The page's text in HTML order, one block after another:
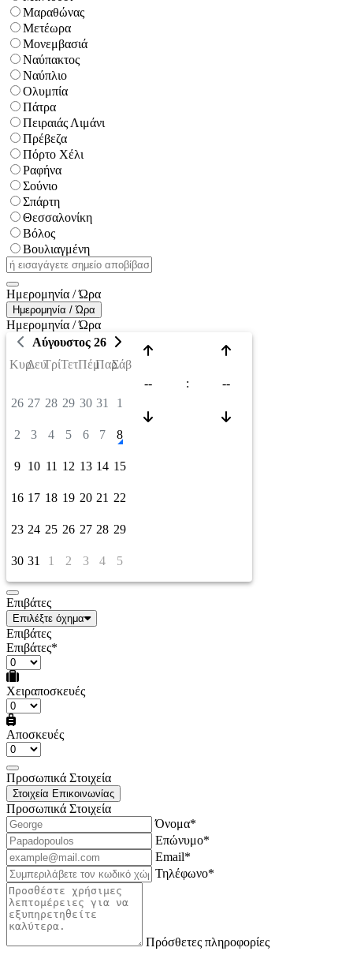
Μαραθώνας
Μετέωρα
Μονεμβασιά
Ναύπακτος
Ναύπλιο
Ολυμπία
Πάτρα
Πειραιάς Λιμάνι
Πρέβεζα
Πόρτο Χέλι
Ραφήνα
Σούνιο
Σπάρτη
Θεσσαλονίκη
Βόλος
Βουλιαγμένη
Ημερομηνία / Ώρα
Ημερομηνία / Ώρα
Ημερομηνία / Ώρα
Αύγουστος 26
ΚυρΔευΤρίΤετΠέμΠαρΣάβ
26 27 28 29 30 31 1
2 3 4 5 6 7 8
9 10 11 12 13 14 15
16 17 18 19 20 21 22
23 24 25 26 27 28 29
30 31 1 2 3 4 5
-- : --
Επιβάτες
Επιλέξτε όχημα
Επιβάτες
Επιβάτες*
Χειραποσκευές
Αποσκευές
Προσωπικά Στοιχεία
Στοιχεία Επικοινωνίας
Προσωπικά Στοιχεία
Όνομα*
Επώνυμο*
Email*
Τηλέφωνο*
Πρόσθετες πληροφορίες